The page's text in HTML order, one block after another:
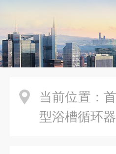
当前位置：
型浴槽循环器